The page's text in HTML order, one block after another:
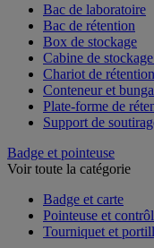
Bac de laboratoire
Bac de rétention
Box de stockage
Cabine de
Chariot de rétention
Conteneur et
Plate-forme de
Support de
Badge et pointeuse
Voir toute la catégorie
Badge et carte
Pointeuse et
Tourniquet et